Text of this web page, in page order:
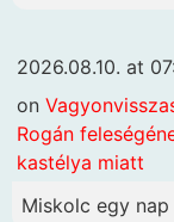
2026.08.10. at
on
Rogán
kastélya miatt
Miskolc egy